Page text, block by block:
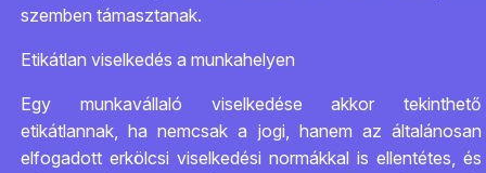
szemben támasztanak.
Etikátlan viselkedés a munkahelyen
Egy munkavállaló viselkedése akkor tekinthető
etikátlannak, ha nemcsak a jogi, hanem az általánosan
elfogadott erkölcsi viselkedési normákkal is ellentétes, és